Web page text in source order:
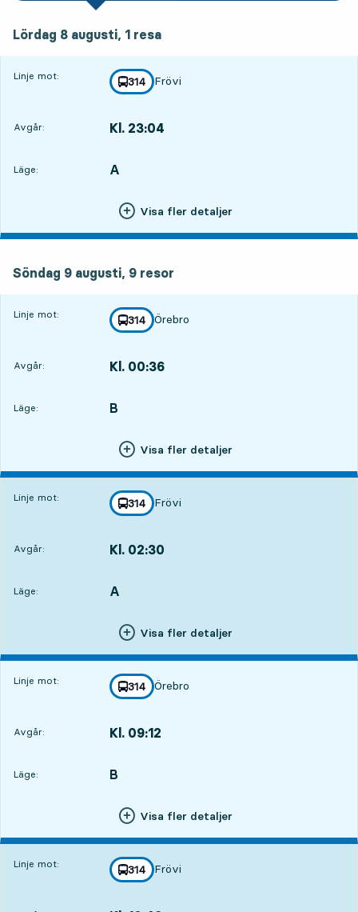
Lördag 8 augusti, 1 resa
Linje mot: linje
314
mot
Frövi
,
Avgår: Kl. 23:04
Läge:
LÄGE, A
,
Visa fler detaljer
Söndag 9 augusti, 9 resor
Linje mot: linje
314
mot
Örebro
,
Avgår: Kl. 00:36
Läge:
LÄGE, B
,
Visa fler detaljer
Linje mot: linje
314
mot
Frövi
,
Avgår: Kl. 02:30
Läge:
LÄGE, A
,
Visa fler detaljer
Linje mot: linje
314
mot
Örebro
,
Avgår: Kl. 09:12
Läge:
LÄGE, B
,
Visa fler detaljer
Linje mot: linje
314
mot
Frövi
,